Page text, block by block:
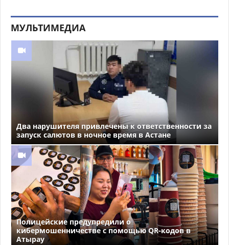
МУЛЬТИМЕДИА
Два нарушителя привлечены к ответственности за
запуск салютов в ночное время в Астане
Полицейские предупредили о
кибермошенничестве с помощью QR-кодов в
Атырау